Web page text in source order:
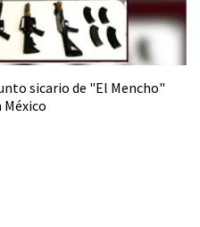
sicario de "El Mencho"